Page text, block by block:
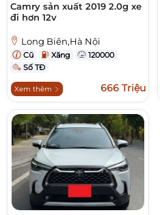
Camry sản xuất 2019 2.0g xe
đi hơn 12v
Long Biên,Hà Nội
Cũ Xăng
120000
Số TĐ
Xem thêm 666 Triệu